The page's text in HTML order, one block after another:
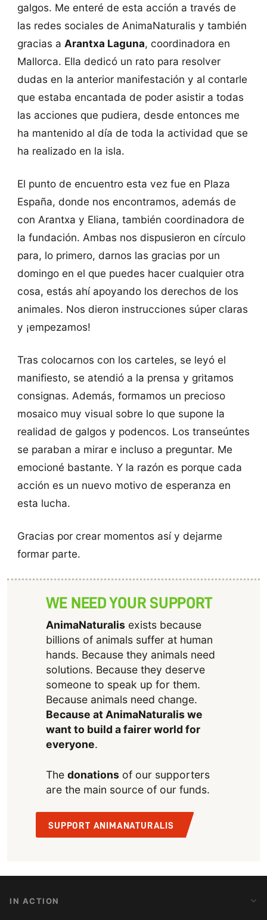
galgos. Me enteré de esta acción a través de
las redes sociales de AnimaNaturalis y también
gracias a Arantxa Laguna, coordinadora en
Mallorca. Ella dedicó un rato para resolver
dudas en la anterior manifestación y al contarle
que estaba encantada de poder asistir a todas
las acciones que pudiera, desde entonces me
ha mantenido al día de toda la actividad que se
ha realizado en la isla.
El punto de encuentro esta vez fue en Plaza
España, donde nos encontramos, además de
con Arantxa y Eliana, también coordinadora de
la fundación. Ambas nos dispusieron en círculo
para, lo primero, darnos las gracias por un
domingo en el que puedes hacer cualquier otra
cosa, estás ahí apoyando los derechos de los
animales. Nos dieron instrucciones súper claras
y ¡empezamos!
Tras colocarnos con los carteles, se leyó el
manifiesto, se atendió a la prensa y gritamos
consignas. Además, formamos un precioso
mosaico muy visual sobre lo que supone la
realidad de galgos y podencos. Los transeúntes
se paraban a mirar e incluso a preguntar. Me
emocioné bastante. Y la razón es porque cada
acción es un nuevo motivo de esperanza en
esta lucha.
Gracias por crear momentos así y dejarme
formar parte.
WE NEED YOUR SUPPORT
AnimaNaturalisexists because
billions of animals suffer at human
hands. Because they animals need
solutions. Because they deserve
someone to speak up for them.
Because animals need change.
Because at AnimaNaturalis we
want to build a fairer world for
everyone.
The donationsof our supporters
are the main source of our funds.
SUPPORT ANIMANATURALIS
IN ACTION